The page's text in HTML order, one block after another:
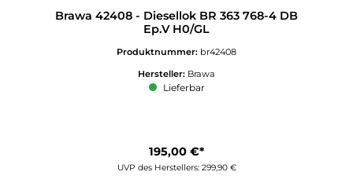
Brawa 42408 - Diesellok BR 363 768-4 DB
Ep.V H0/GL
Produktnummer: br42408
Hersteller: Brawa
Lieferbar
195,00 €*
UVP des Herstellers: 299,90 €